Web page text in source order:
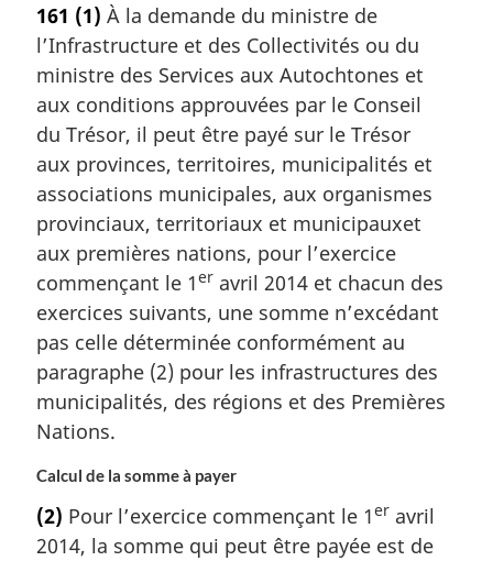
161 (1) À la demande du ministre de
l’Infrastructure et des Collectivités ou du
ministre des Services aux Autochtones et
aux conditions approuvées par le Conseil
du Trésor, il peut être payé sur le Trésor
aux provinces, territoires, municipalités et
associations municipales, aux organismes
provinciaux, territoriaux et municipauxet
aux premières nations, pour l’exercice
commençant le 1er avril 2014 et chacun des
exercices suivants, une somme n’excédant
pas celle déterminée conformément au
paragraphe (2) pour les infrastructures des
municipalités, des régions et des Premières
Nations.
Calcul de la somme à payer
(2) Pour l’exercice commençant le 1er avril
2014, la somme qui peut être payée est de